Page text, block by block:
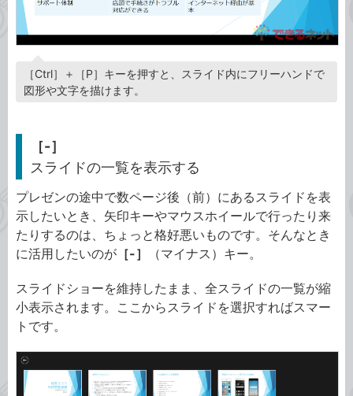
［Ctrl］＋［P］キーを押すと、スライド内にフリーハンドで
図形や文字を描けます。
［-］
スライドの一覧を表示する
プレゼンの途中で数ページ後（前）にあるスライドを表
示したいとき、矢印キーやマウスホイールで行ったり来
たりするのは、ちょっと格好悪いものです。そんなとき
に活用したいのが ［-］ （マイナス）キー。
スライドショーを維持したまま、全スライドの一覧が縮
小表示されます。ここからスライドを選択すればスマー
トです。